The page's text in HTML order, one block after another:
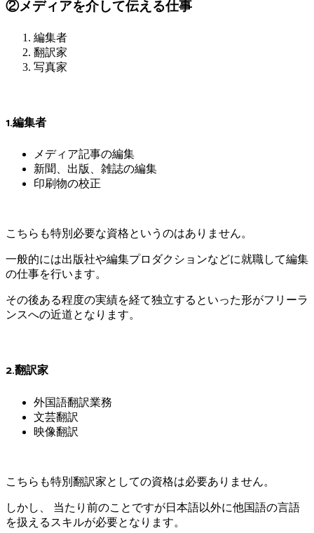
②メディアを介して伝える仕事
編集者
翻訳家
写真家
1.編集者
メディア記事の編集
新聞、出版、雑誌の編集
印刷物の校正
こちらも特別必要な資格というのはありません。
一般的には出版社や編集プロダクションなどに就職して編集
の仕事を行います。
その後ある程度の実績を経て独立するといった形がフリーラ
ンスへの近道となります。
2.翻訳家
外国語翻訳業務
文芸翻訳
映像翻訳
こちらも特別翻訳家としての資格は必要ありません。
しかし、 当たり前のことですが日本語以外に他国語の言語
を扱えるスキルが必要となります。